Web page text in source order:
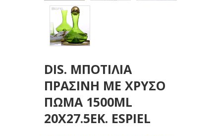
DIS. ΜΠΟΤΙΛΙΑ
ΠΡΑΣΙΝΗ ΜΕ ΧΡΥΣΟ
ΠΩΜΑ 1500ML
20Χ27.5ΕΚ. ESPIEL